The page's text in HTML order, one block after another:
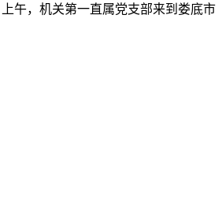
午，机关第一直属党支部来到娄底市